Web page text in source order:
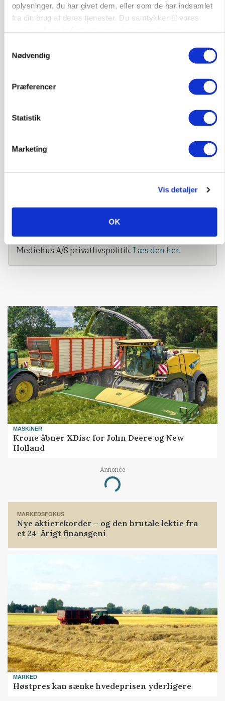
oplysninger, du har givet dem, eller som de har indsamlet
fra din brug af deres tjenester. Du samtykker til vores
Nødvendig
Præferencer
Statistik
Marketing
Vis detaljer
OK
I den nye butiks- og lagerafdeling ses Bent Knudsen (i
baggrunden) i færd med at betjene robot-højlageret
Få aktuelle nyheder i indbakken
Tilmeld
Ved tilmelding af nyhedsbrevet accepterer du L-
Mediehus A/S privatlivspolitik. Læs den her.
MASKINER
Krone åbner XDisc for John Deere og New
Holland
Annonce
Loading...
MARKEDSFOKUS
Nye aktierekorder – og den brutale lektie fra
et 24-årigt finansgeni
MARKED
Høstpres kan sænke hvedeprisen yderligere